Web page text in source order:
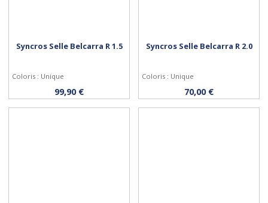
Acheter
Syncros Selle Belcarra R 1.5
Coloris : Unique
99,90 € Acheter
Syncros Selle Belcarra R 2.0
Coloris : Unique
70,00 €